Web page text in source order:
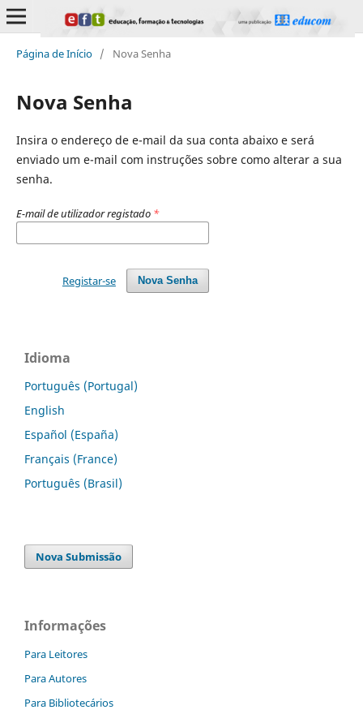
Página de Início / Nova Senha
Nova Senha
Insira o endereço de e-mail da sua conta abaixo e será
enviado um e-mail com instruções sobre como alterar a sua
senha.
E-mail de utilizador registado *
Nova Senha
Registar-se
Idioma
Português (Portugal)
English
Español (España)
Français (France)
Português (Brasil)
Nova Submissão
Informações
Para Leitores
Para Autores
Para Bibliotecários